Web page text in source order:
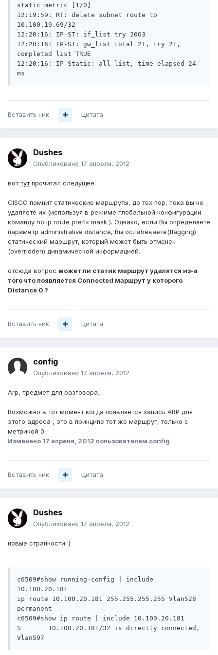
static metric [1/0]
12:19:59: RT: delete subnet route to
10.100.19.69/32
12:20:16: IP-ST: if_list try 2063
12:20:16: IP-ST: gw_list total 21, try 21,
completed list TRUE
12:20:16: IP-Static: all_list, time elapsed 24
Вставить ник Цитата
Dushes
Опубликовано 17 апреля, 2012
воттутпрочитал следущее:
CISCO помнит статические маршруты, до тех пор, пока вы не
удаляете их (используя в режиме глобальной конфигурации
команду no ip route prefix mask ). Однако, если Вы определяете
параметр administrative distance, Вы ослабеваете(flagging)
статический маршрут, который может быть отменен
(overridden) динамической информацией.
отсюда вопрос может ли статик маршрут удалятся из-а
того что появляется Connected маршрут у которого
Distance 0 ?
Вставить ник Цитата
config
Опубликовано 17 апреля, 2012
Arp, предмет для разговора.
Возможно в тот момент когда появляется запись ARP для
этого адреса , это в принципе тот же маршрут, только с
метрикой 0 .
Изменено 17 апреля, 2012 пользователем config
Вставить ник Цитата
Dushes
Опубликовано 17 апреля, 2012
новые странности :)
c6509#show running-config | include
10.100.20.181
ip route 10.100.20.181 255.255.255.255 Vlan528
permanent
c6509#show ip route | include 10.100.20.181
S       10.100.20.181/32 is directly connected,
Vlan597